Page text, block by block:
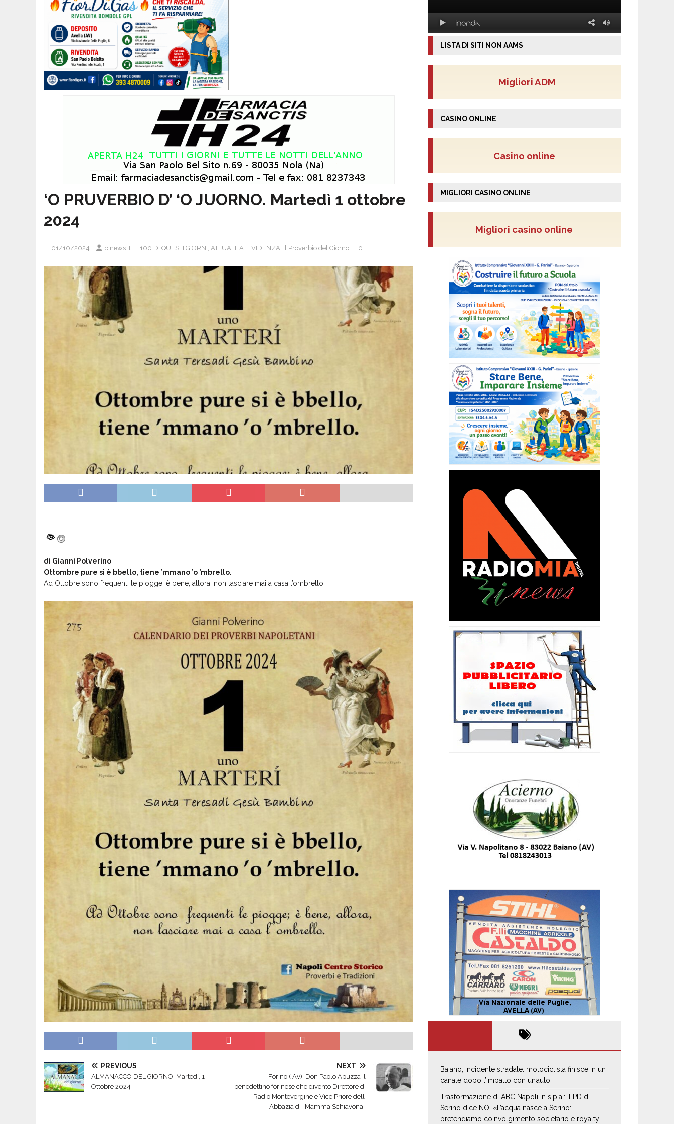
‘O PRUVERBIO D’ ‘O JUORNO. Martedì 1 ottobre
2024
01/10/2024 binews.it 100 DI QUESTI GIORNI, ATTUALITA', EVIDENZA, Il Proverbio del Giorno 0
di Gianni Polverino
Ottombre pure si è bbello, tiene ’mmano ’o ’mbrello.
Ad Ottobre sono frequenti le piogge; è bene, allora, non lasciare mai a casa l’ombrello.
PREVIOUS
ALMANACCO DEL GIORNO. Martedí, 1
Ottobre 2024
NEXT
Forino ( Av): Don Paolo Apuzza il
benedettino forinese che diventò Direttore di
Radio Montevergine e Vice Priore dell’
Abbazia di “Mamma Schiavona”
LISTA DI SITI NON AAMS
Migliori ADM
CASINO ONLINE
Casino online
MIGLIORI CASINO ONLINE
Migliori casino online
Baiano, incidente stradale: motociclista finisce in un
canale dopo l’impatto con un’auto
Trasformazione di ABC Napoli in s.p.a.: il PD di
Serino dice NO! «L’acqua nasce a Serino:
pretendiamo coinvolgimento societario e royalty